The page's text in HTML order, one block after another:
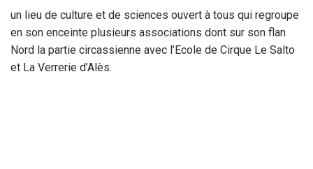
un lieu de culture et de sciences ouvert à tous qui regroupe
en son enceinte plusieurs associations dont sur son flan
Nord la partie circassienne avec l’Ecole de Cirque Le Salto
et La Verrerie d’Alès.